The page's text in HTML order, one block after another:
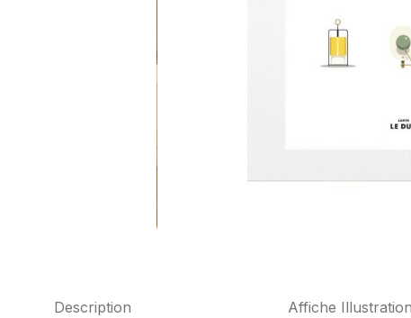
Description
Affiche